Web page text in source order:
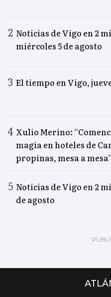
Noticias de Vigo en 2
miércoles 5 de agosto
El tiempo en Vigo,
Xulio Merino:
magia en hoteles de
propinas, mesa a mesa”
Noticias de Vigo en 2
de agosto